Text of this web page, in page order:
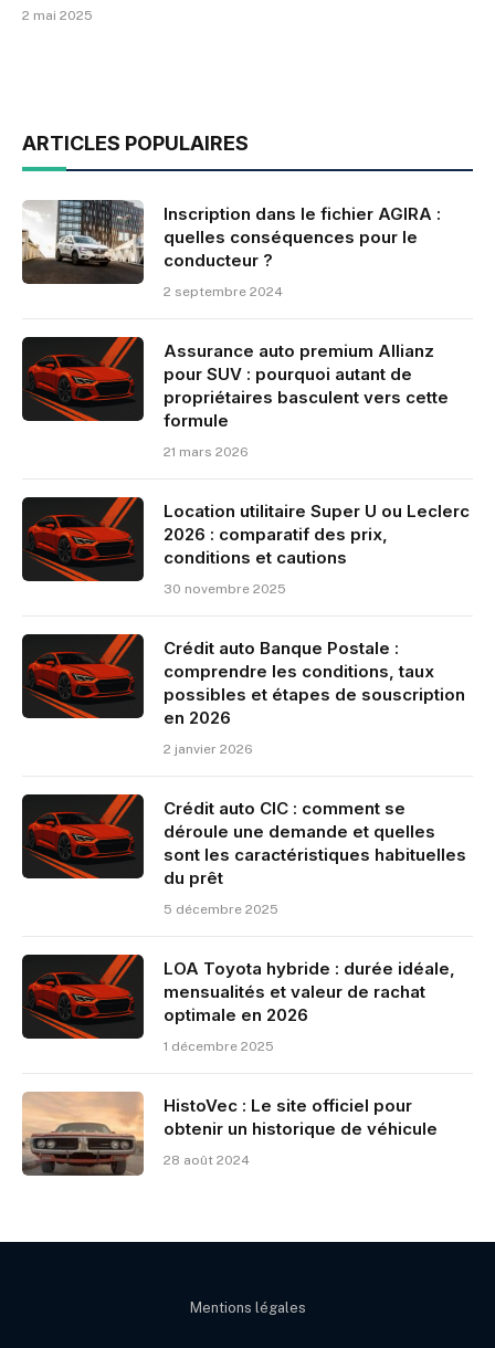
2 mai 2025
ARTICLES POPULAIRES
Inscription dans le fichier AGIRA :
quelles conséquences pour le
conducteur ?
2 septembre 2024
Assurance auto premium Allianz
pour SUV : pourquoi autant de
propriétaires basculent vers cette
formule
21 mars 2026
Location utilitaire Super U ou Leclerc
2026 : comparatif des prix,
conditions et cautions
30 novembre 2025
Crédit auto Banque Postale :
comprendre les conditions, taux
possibles et étapes de souscription
en 2026
2 janvier 2026
Crédit auto CIC : comment se
déroule une demande et quelles
sont les caractéristiques habituelles
du prêt
5 décembre 2025
LOA Toyota hybride : durée idéale,
mensualités et valeur de rachat
optimale en 2026
1 décembre 2025
HistoVec : Le site officiel pour
obtenir un historique de véhicule
28 août 2024
Mentions légales